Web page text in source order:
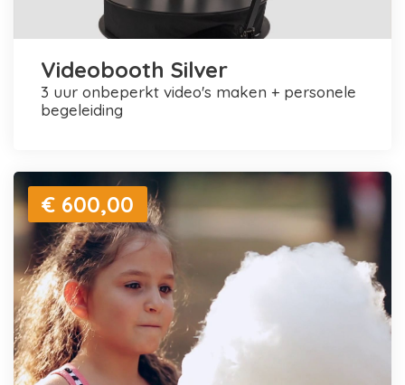
Videobooth Silver
3 uur onbeperkt video's maken + personele
begeleiding
€ 600,00